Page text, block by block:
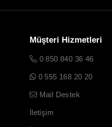
Müşteri Hizmetleri
0 850 840 36 46
0 555 168 20 20
Mail Destek
İletişim